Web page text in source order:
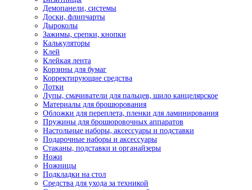
Демопанели, системы
Доски, флипчарты
Дыроколы
Зажимы, срепки, кнопки
Калькуляторы
Клей
Клейкая лента
Корзины для бумаг
Корректирующие средства
Лотки
Лупы, смачиватели для пальцев, шило канцелярское
Материалы для брошюрования
Обложки для переплета, пленки для ламинирования
Пружины для брошюровочных аппаратов
Настольные наборы, аксессуары и подставки
Подарочные наборы и аксессуары
Стаканы, подставки и органайзеры
Ножи
Ножницы
Подкладки на стол
Средства для ухода за техникой